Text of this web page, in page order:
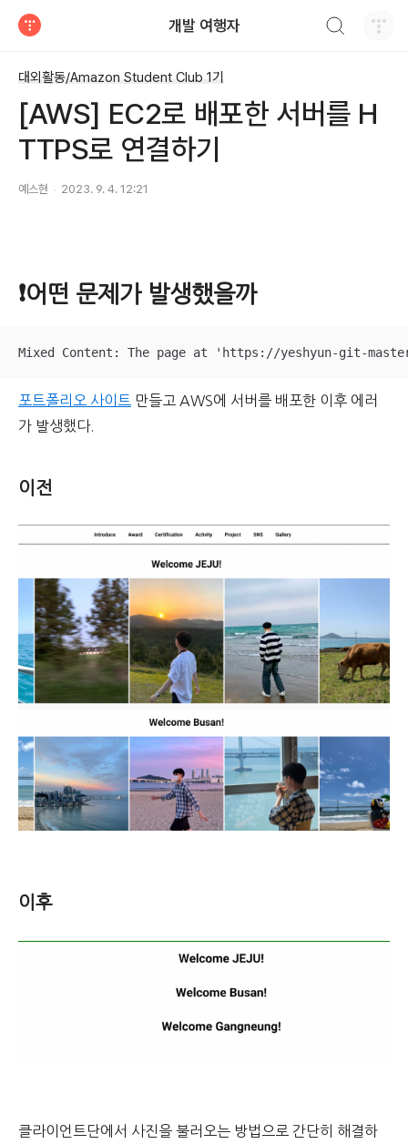
개발 여행자
대외활동/Amazon Student Club 1기
[AWS] EC2로 배포한 서버를 H
TTPS로 연결하기
예스현 2023. 9. 4. 12:21
❗️어떤 문제가 발생했을까
Mixed Content: The page at 'https://yeshyun-git-
포트폴리오 사이트 만들고 AWS에 서버를 배포한 이후 에러
가 발생했다.
이전
이후
클라이언트단에서 사진을 불러오는 방법으로 간단히 해결하